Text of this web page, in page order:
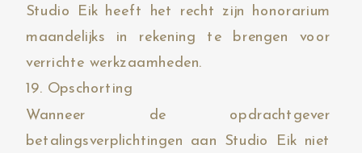
Studio Eik heeft het recht zijn honorarium
maandelijks in rekening te brengen voor
verrichte werkzaamheden.
19. Opschorting
Wanneer de opdrachtgever
betalingsverplichtingen aan Studio Eik niet